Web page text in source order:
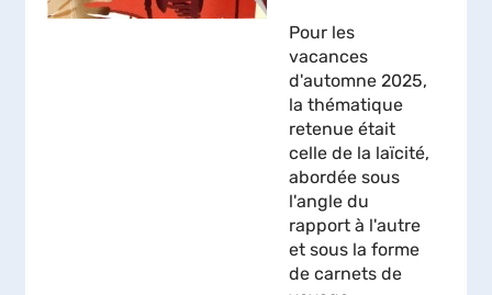
Pour les
vacances
d'automne 2025,
la thématique
retenue était
celle de la laïcité,
abordée sous
l'angle du
rapport à l'autre
et sous la forme
de carnets de